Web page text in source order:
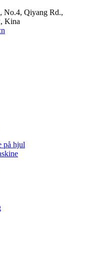
No.4, Qiyang Rd.,
Kina
på hjul